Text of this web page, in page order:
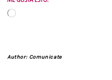
Cargando...
Author: Comunicate